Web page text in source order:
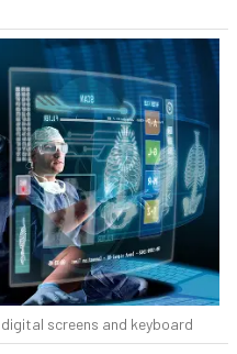
screens and keyboard